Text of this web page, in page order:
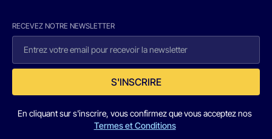
RECEVEZ NOTRE NEWSLETTER
S'INSCRIRE
En cliquant sur s'inscrire, vous confirmez que vous acceptez nos
Termes et Conditions